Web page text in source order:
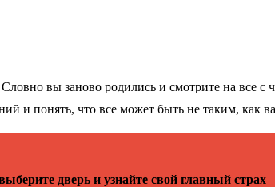
вы заново родились и смотрите на все с
и понять, что все может быть не таким, как
дверь и узнайте свой главный страх